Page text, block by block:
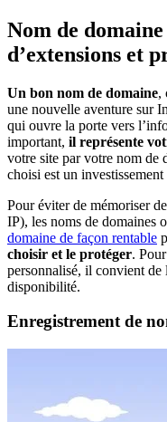
Nom de
d’extensions et
Un bon nom de domaine,
une nouvelle aventure sur
qui ouvre la porte vers
important, il représente
votre site par votre nom de
choisi est un
Pour éviter de mémoriser
IP), les noms de domaines
domaine de façon rentable
choisir et le protéger.
personnalisé, il convient de
disponibilité.
Enregistrement de